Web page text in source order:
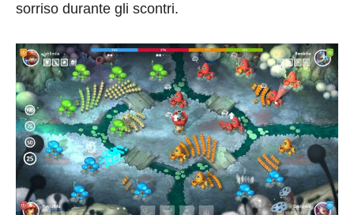
sorriso durante gli scontri.